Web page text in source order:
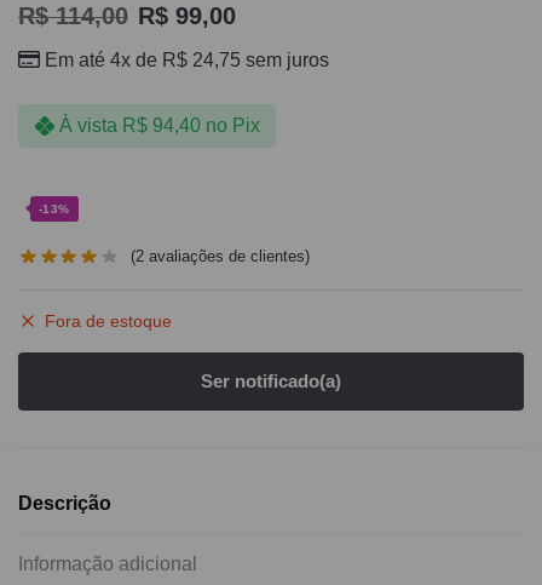
R$114,00 R$ 99,00
Em até 4x de R$ 24,75 sem juros
À vista R$94,40 no Pix
-13%
(2 avaliações de clientes)
Fora de estoque
Descrição
Informação adicional